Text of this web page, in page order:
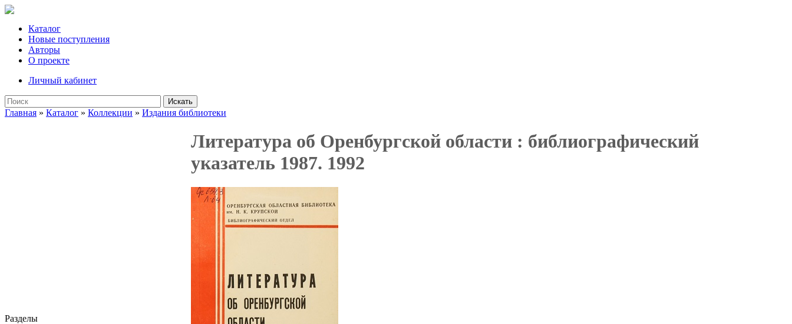
Каталог
Новые поступления
Авторы
О проекте
Личный кабинет
Искать
Главная » Каталог » Коллекции » Издания библиотеки
Разделы
Литература об Оренбургской области : библиографический
указатель 1987. 1992